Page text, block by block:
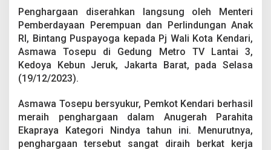
i
D
g
a
n
P
e
n
g
Penghargaan diserahkan langsung oleh Menteri
Pemberdayaan Perempuan dan Perlindungan Anak
RI, Bintang Puspayoga kepada Pj Wali Kota Kendari,
Asmawa Tosepu di Gedung Metro TV Lantai 3,
Kedoya Kebun Jeruk, Jakarta Barat, pada Selasa
(19/12/2023).
Asmawa Tosepu bersyukur, Pemkot Kendari berhasil
meraih penghargaan dalam Anugerah Parahita
Ekapraya Kategori Nindya tahun ini. Menurutnya,
penghargaan tersebut sangat diraih berkat kerja